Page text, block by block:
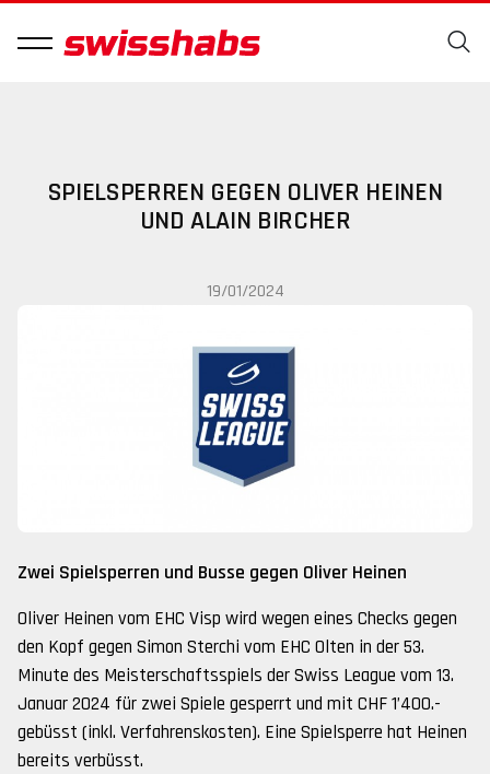
SPIELSPERREN GEGEN OLIVER HEINEN
UND ALAIN BIRCHER
19/01/2024
Zwei Spielsperren und Busse gegen Oliver Heinen
Oliver Heinen vom EHC Visp wird wegen eines Checks gegen
den Kopf gegen Simon Sterchi vom EHC Olten in der 53.
Minute des Meisterschaftsspiels der Swiss League vom 13.
Januar 2024 für zwei Spiele gesperrt und mit CHF 1’400.-
gebüsst (inkl. Verfahrenskosten). Eine Spielsperre hat Heinen
bereits verbüsst.